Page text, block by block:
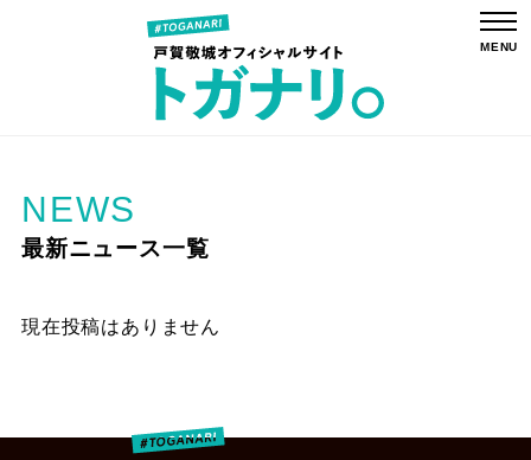
NEWS
最新ニュース一覧
現在投稿はありません